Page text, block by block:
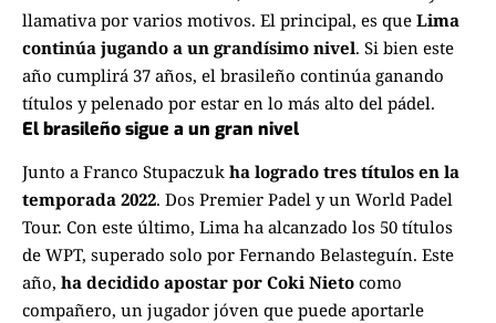
llamativa por varios motivos. El principal, es que Lima
continúa jugando a un grandísimo nivel. Si bien este
año cumplirá 37 años, el brasileño continúa ganando
títulos y pelenado por estar en lo más alto del pádel.
El brasileño sigue a un gran nivel
Junto a Franco Stupaczuk ha logrado tres títulos en la
temporada 2022. Dos Premier Padel y un World Padel
Tour. Con este último, Lima ha alcanzado los 50 títulos
de WPT, superado solo por Fernando Belasteguín. Este
año, ha decidido apostar por Coki Nieto como
compañero, un jugador jóven que puede aportarle